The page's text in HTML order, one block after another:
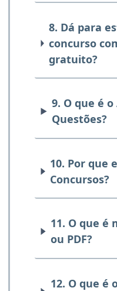
8. Dá para
concurso
gratuito?
9. O que é
Questões?
10. Por que
Concursos?
11. O que é
ou PDF?
12. O que é